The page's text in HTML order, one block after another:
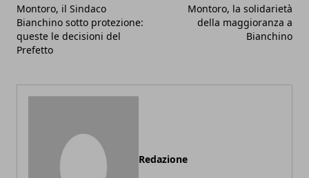
Montoro, il Sindaco
Bianchino sotto protezione:
queste le decisioni del
Prefetto
Montoro, la solidarietà
della maggioranza a
Bianchino
Redazione